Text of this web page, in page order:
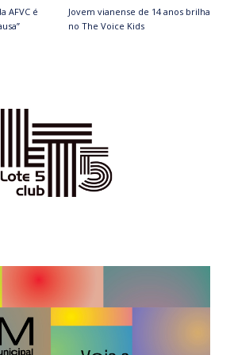
AFVC é
Jovem vianense de 14 anos brilha
no The Voice Kids